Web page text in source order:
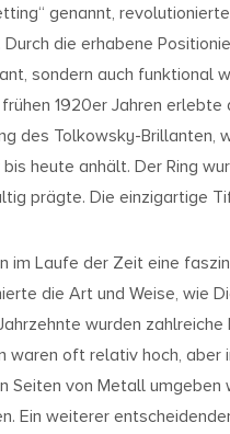
genannt,
die erhabene
sondern auch
frühen 1920er Jahren
des Tolkowsky-
heute anhält. Der Ring
prägte. Die einzigartige
im Laufe der Zeit eine
die Art und Weise, wie
wurden
waren oft relativ hoch,
Seiten von Metall
Ein weiterer